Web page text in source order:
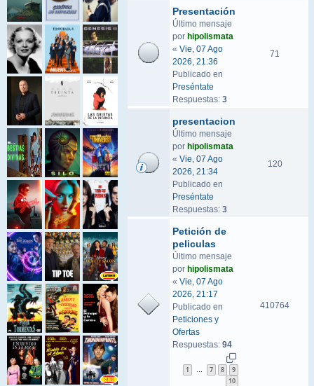
Presentación
Último mensaje
por hipolismata
« Vie, 07 Ago
2026, 21:36
Publicado en
Preséntate
Respuestas: 3
71
presentacion
Último mensaje
por hipolismata
« Vie, 07 Ago
2026, 21:34
Publicado en
Preséntate
Respuestas: 3
120
Petición de
peliculas
Último mensaje
por hipolismata
« Vie, 07 Ago
2026, 21:17
Publicado en
Peticiones y
Ofertas
Respuestas: 94
1 7 8
9
10
410764